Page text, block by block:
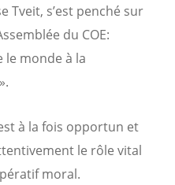
Tveit, s’est penché sur
du COE:
le monde à la
à la fois opportun et
le rôle vital
moral.